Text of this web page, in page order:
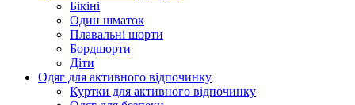
Бікіні
Один шматок
Плавальні шорти
Бордшорти
Діти
Одяг для активного відпочинку
Куртки для активного відпочинку